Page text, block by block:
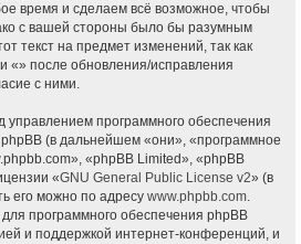
время и сделаем всё возможное, чтобы
с вашей стороны было бы разумным
текст на предмет изменений, так как
«» после обновления/исправления
с ними.
программного обеспечения
(в дальнейшем «они», «программное
«phpBB Limited», «phpBB
«GNU General Public License v2» (в
его можно по адресу www.phpbb.com.
программного обеспечения phpBB
и поддержкой интернет-конференций, и